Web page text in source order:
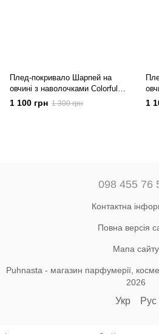
Плед-покривало Шарпей на
овчині з наволочками Colorful
Home Шоколадний
1 100 грн 1 300 грн 1
098 455 76
Контактна
Повна версія
Мапа сайту
Puhnasta - магазин парфумерії,
2026
Укр Рус